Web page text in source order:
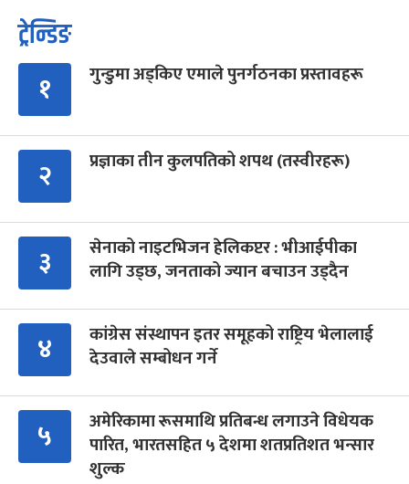
ट्रेन्डिङ
१ गुन्डुमा अड्किए एमाले पुनर्गठनका प्रस्तावहरू
२ प्रज्ञाका तीन कुलपतिको शपथ (तस्वीरहरू)
३
सेनाको नाइटभिजन हेलिकप्टर : भीआईपीका
लागि उड्छ, जनताको ज्यान बचाउन उड्दैन
४
कांग्रेस संस्थापन इतर समूहको राष्ट्रिय भेलालाई
देउवाले सम्बोधन गर्ने
५
अमेरिकामा रूसमाथि प्रतिबन्ध लगाउने विधेयक
पारित, भारतसहित ५ देशमा शतप्रतिशत भन्सार
शुल्क